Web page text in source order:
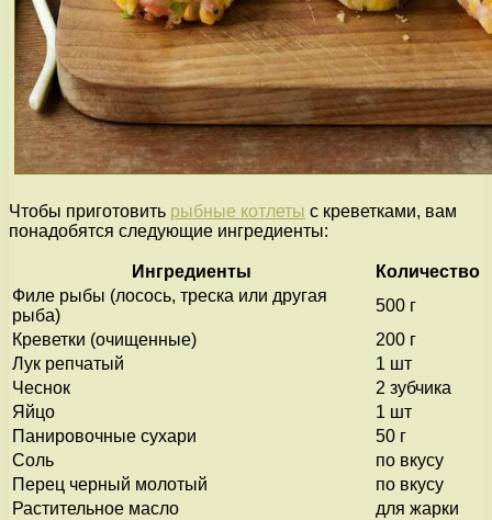
Чтобы приготовить рыбные котлеты с креветками, вам
понадобятся следующие ингредиенты:
Ингредиенты
Количество
Филе рыбы (лосось, треска или другая
рыба)
500 г
Креветки (очищенные)
200 г
Лук репчатый
1 шт
Чеснок
2 зубчика
Яйцо
1 шт
Панировочные сухари
50 г
Соль
по вкусу
Перец черный молотый
по вкусу
Растительное масло
для жарки